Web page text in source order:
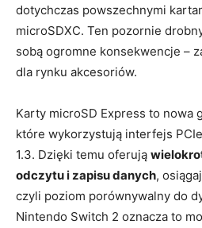
dotychczas powszechnymi
microSDXC. Ten pozornie
sobą ogromne konsekwencje –
dla rynku akcesoriów.
Karty microSD Express to nowa
które wykorzystują interfejs
1.3. Dzięki temu oferują
odczytu i zapisu danych,
czyli poziom porównywalny do
Nintendo Switch 2 oznacza to